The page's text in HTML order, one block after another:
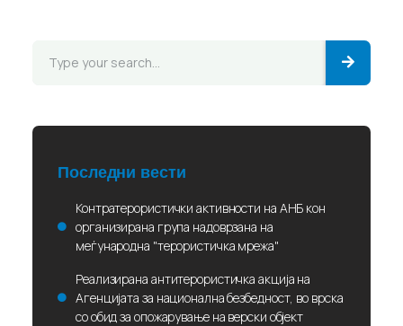
Последни вести
Контратерористички активности на АНБ кон
организирана група надоврзана на
меѓународна "терористичка мрежа"
Реализирана антитерористичка акција на
Агенцијата за национална безбедност, во врска
со обид за опожарување на верски објект